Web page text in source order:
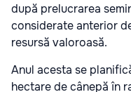
după prelucrarea
considerate anterior
resursă valoroasă.
Anul acesta se
hectare de cânepă în